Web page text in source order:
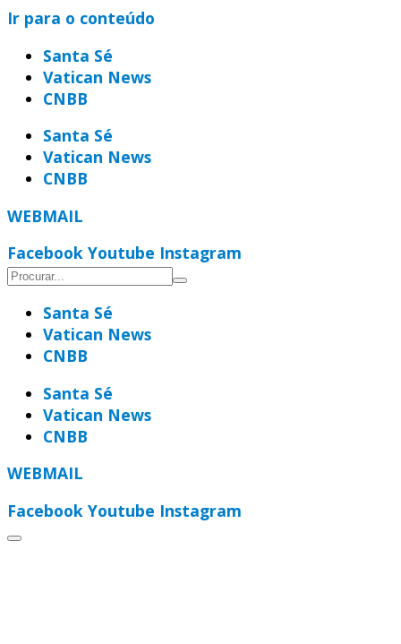
Ir para o conteúdo
Santa Sé
Vatican News
CNBB
Santa Sé
Vatican News
CNBB
WEBMAIL
Facebook Youtube Instagram
Santa Sé
Vatican News
CNBB
Santa Sé
Vatican News
CNBB
WEBMAIL
Facebook Youtube Instagram